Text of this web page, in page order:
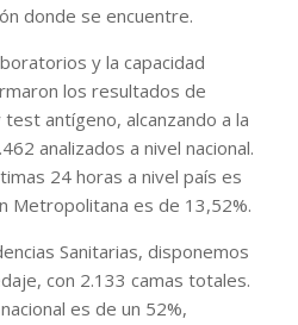
donde se encuentre.
y la capacidad
los resultados de
antígeno, alcanzando a la
analizados a nivel nacional.
24 horas a nivel país es
Metropolitana es de 13,52%.
Sanitarias, disponemos
con 2.133 camas totales.
es de un 52%,